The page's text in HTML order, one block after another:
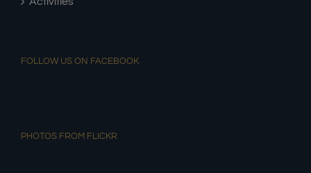
FOLLOW US ON FACEBOOK
PHOTOS FROM FLICKR